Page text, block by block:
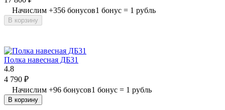
Начислим +356 бонусов1 бонус = 1 рубль
В корзину
Полка навесная ДБ31
4.8
4 790 ₽
Начислим +96 бонусов1 бонус = 1 рубль
В корзину